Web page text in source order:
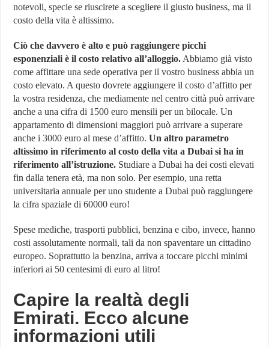
notevoli, specie se riuscirete a scegliere il giusto business, ma il
costo della vita è altissimo.
Ciò che davvero è alto e può raggiungere picchi
esponenziali è il costo relativo all’alloggio.Abbiamo già visto
come affittare una sede operativa per il vostro business abbia un
costo elevato. A questo dovrete aggiungere il costo d’affitto per
la vostra residenza, che mediamente nel centro città può arrivare
anche a una cifra di 1500 euro mensili per un bilocale. Un
appartamento di dimensioni maggiori può arrivare a superare
anche i 3000 euro al mese d’affitto.Un altro parametro
altissimo in riferimento al costo della vita a Dubai si ha in
riferimento all’istruzione. Studiare a Dubai ha dei costi elevati
fin dalla tenera età, ma non solo. Per esempio, una retta
universitaria annuale per uno studente a Dubai può raggiungere
la cifra spaziale di 60000 euro!
Spese mediche, trasporti pubblici, benzina e cibo, invece, hanno
costi assolutamente normali, tali da non spaventare un cittadino
europeo. Soprattutto la benzina, arriva a toccare picchi minimi
inferiori ai 50 centesimi di euro al litro!
Capire la realtà degli
Emirati. Ecco alcune
informazioni utili